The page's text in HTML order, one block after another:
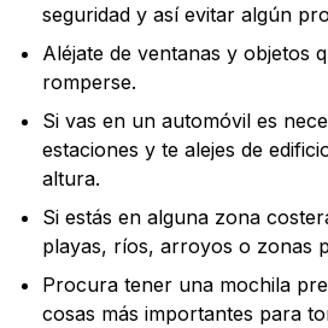
seguridad y así evitar algún
Aléjate de ventanas y objetos
romperse.
Si vas en un automóvil es
estaciones y te alejes de
altura.
Si estás en alguna zona
playas, ríos, arroyos o zonas
Procura tener una mochila
cosas más importantes para